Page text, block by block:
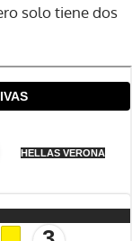
solo tiene dos